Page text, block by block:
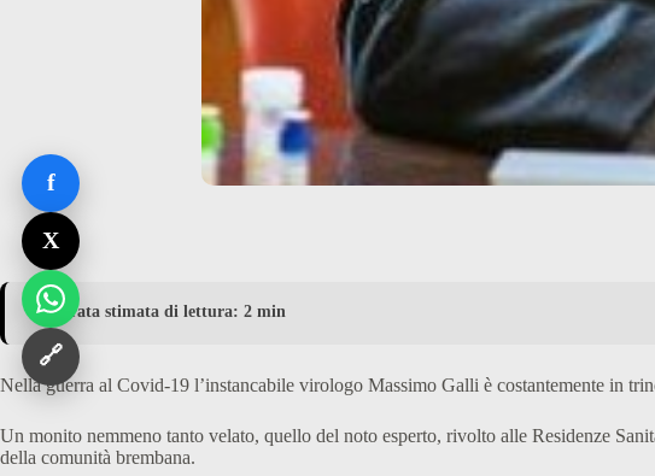
⏱️ Durata stimata di lettura: 2 min
Nella guerra al Covid-19 l’instancabile virologo Massimo Galli è costantemente in
Un monito nemmeno tanto velato, quello del noto esperto, rivolto alle Residenze
della comunità brembana.
f
X
🔗